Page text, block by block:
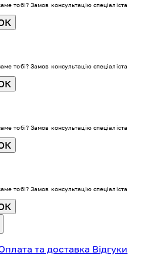
тобі? Замов консультацію спеціаліста
тобі? Замов консультацію спеціаліста
тобі? Замов консультацію спеціаліста
тобі? Замов консультацію спеціаліста
та доставка Відгуки